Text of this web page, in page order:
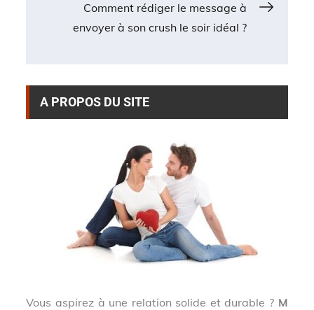
l’article
Comment rédiger le message à
envoyer à son crush le soir idéal ?
A PROPOS DU SITE
Vous aspirez à une relation solide et durable ? M